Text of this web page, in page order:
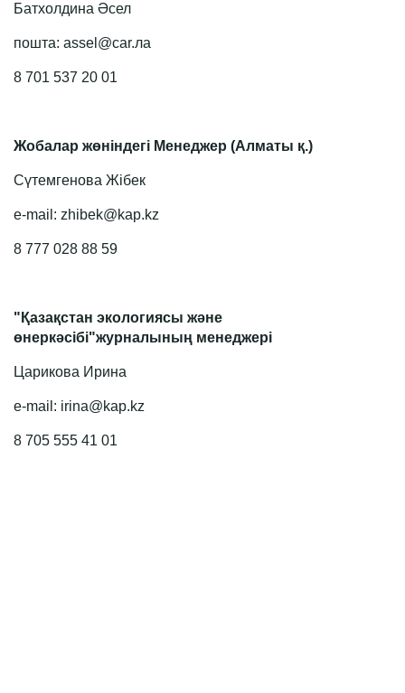
Батхолдина Әсел
пошта: assel@car.ла
8 701 537 20 01
Жобалар жөніндегі Менеджер (Алматы қ.)
Сүтемгенова Жібек
e-mail: zhibek@kap.kz
8 777 028 88 59
"Қазақстан экологиясы және
өнеркәсібі"журналының менеджері
Царикова Ирина
e-mail: irina@kap.kz
8 705 555 41 01